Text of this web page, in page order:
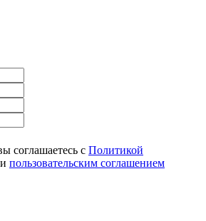
соглашаетесь с Политикой
и пользовательским соглашением